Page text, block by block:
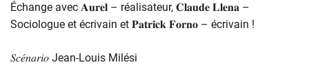
Échange avec 𝐀𝐮𝐫𝐞𝐥 – réalisateur, 𝐂𝐥𝐚𝐮𝐝𝐞 𝐋𝐥𝐞𝐧𝐚 –
Sociologue et écrivain et 𝐏𝐚𝐭𝐫𝐢𝐜𝐤 𝐅𝐨𝐫𝐧𝐨 – écrivain !
𝑆𝑐𝑒́𝑛𝑎𝑟𝑖𝑜 Jean-Louis Milési